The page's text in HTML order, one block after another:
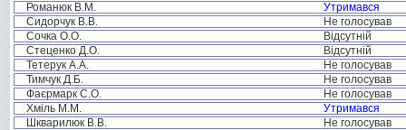
Романюк В.М.
Утримався
Сидорчук В.В.
Не голосував
Сочка О.О.
Відсутній
Стеценко Д.О.
Відсутній
Тетерук А.А.
Не голосував
Тимчук Д.Б.
Не голосував
Фаєрмарк С.О.
Не голосував
Хміль М.М.
Утримався
Шкварилюк В.В.
Не голосував